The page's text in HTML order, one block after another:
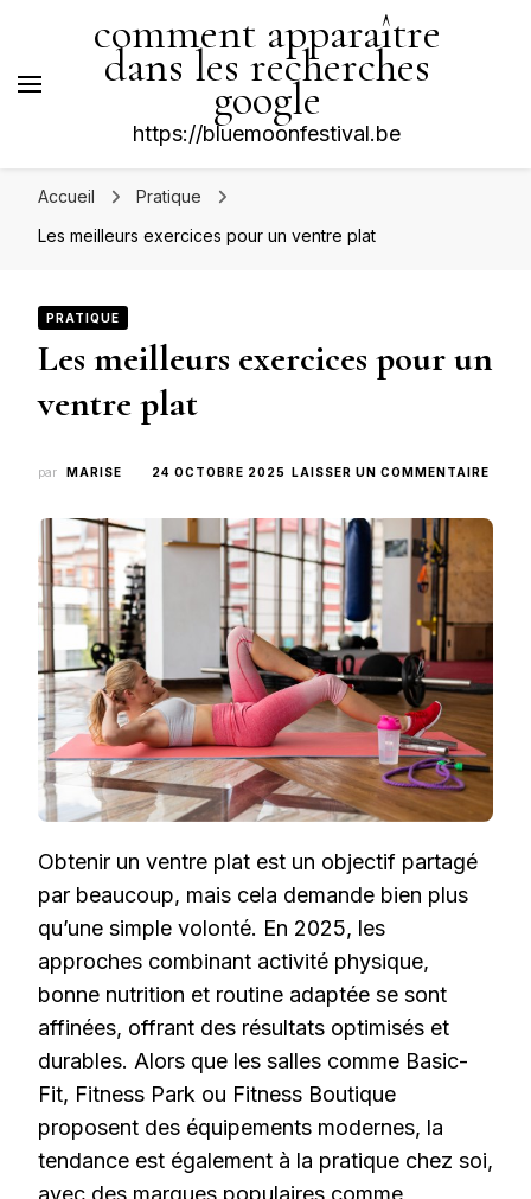
comment apparaître
dans les recherches
google
https://bluemoonfestival.be
Accueil
Pratique
Les meilleurs exercices pour un ventre plat
PRATIQUE
Les meilleurs exercices pour un
ventre plat
par MARISE 24 OCTOBRE 2025 LAISSER UN COMMENTAIRE
PLAT
Obtenir un ventre plat est un objectif partagé
par beaucoup, mais cela demande bien plus
qu’une simple volonté. En 2025, les
approches combinant activité physique,
bonne nutrition et routine adaptée se sont
affinées, offrant des résultats optimisés et
durables. Alors que les salles comme Basic-
Fit, Fitness Park ou Fitness Boutique
proposent des équipements modernes, la
tendance est également à la pratique chez soi,
avec des marques populaires comme